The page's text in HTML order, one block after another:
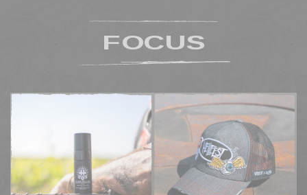
FOCUS